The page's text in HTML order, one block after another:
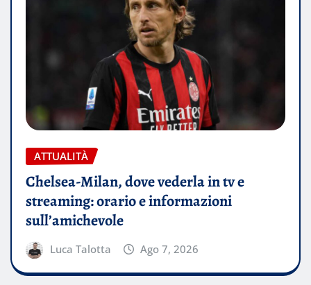
ATTUALITÀ
Chelsea-Milan, dove vederla in tv e
streaming: orario e informazioni
sull’amichevole
Luca Talotta Ago 7, 2026